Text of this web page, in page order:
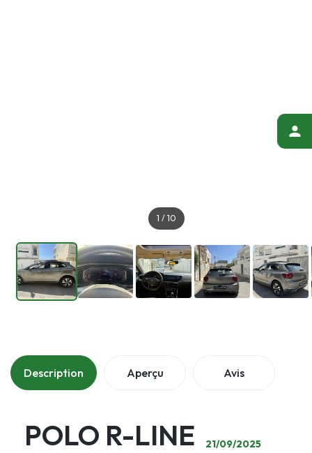
1 / 10
Description Aperçu Avis
POLO R-LINE 21/09/2025